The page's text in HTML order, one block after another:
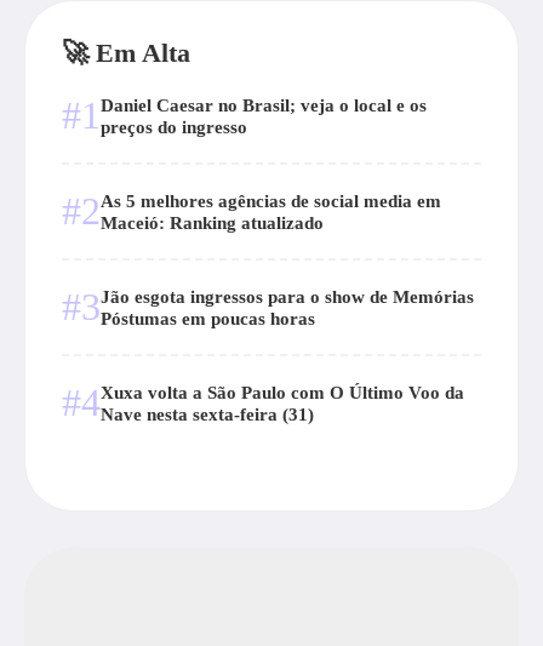
🚀 Em Alta
#1 Daniel Caesar no Brasil; veja o local e os
preços do ingresso
#2As 5 melhores agências de social media em
Maceió: Ranking atualizado
#3Jão esgota ingressos para o show de Memórias
Póstumas em poucas horas
#4Xuxa volta a São Paulo com O Último Voo da
Nave nesta sexta-feira (31)